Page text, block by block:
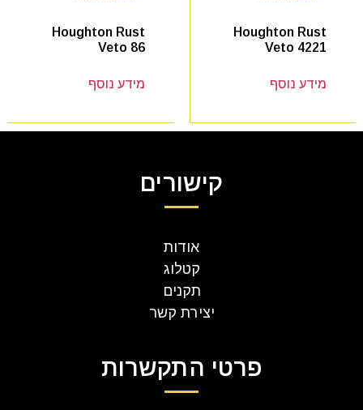
Houghton Rust
Veto 4221
מידע נוסף
Houghton Rust
Veto 86
מידע נוסף
קישורים
אודות
קטלוג
תקנים
יצירת קשר
פרטי התקשרות